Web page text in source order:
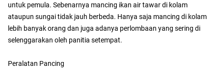
untuk pemula. Sebenarnya mancing ikan air tawar di kolam
ataupun sungai tidak jauh berbeda. Hanya saja mancing di kolam
lebih banyak orang dan juga adanya perlombaan yang sering di
selenggarakan oleh panitia setempat.
Peralatan Pancing